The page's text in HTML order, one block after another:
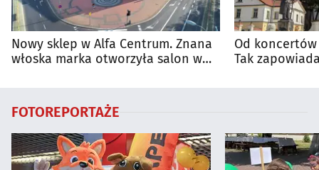
Nowy sklep w Alfa Centrum. Znana
włoska marka otworzyła salon w
Od
Tak
FOTOREPORTAŻE